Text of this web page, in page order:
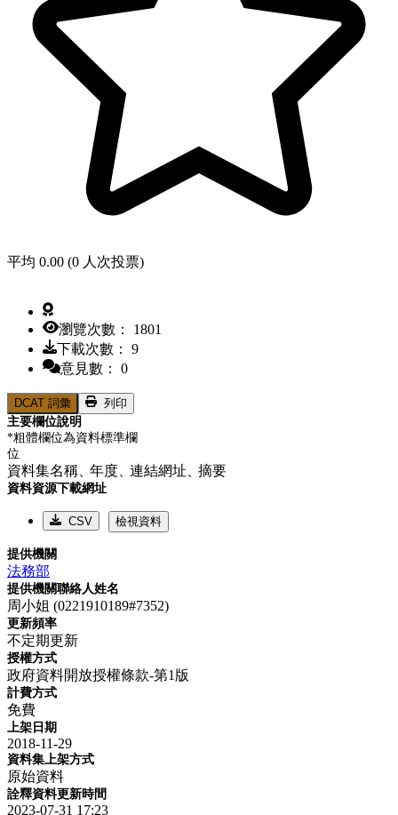
平均 0.00 (0 人次投票)
瀏覽次數： 1801
下載次數： 9
意見數： 0
DCAT 詞彙
列印
主要欄位說明
*粗體欄位為資料標準欄
位
資料集名稱、年度、連結網址、摘要
資料資源下載網址
CSV 檢視資料
提供機關
法務部
提供機關聯絡人姓名
周小姐 (0221910189#7352)
更新頻率
不定期更新
授權方式
政府資料開放授權條款-第1版
計費方式
免費
上架日期
2018-11-29
資料集上架方式
原始資料
詮釋資料更新時間
2023-07-31 17:23